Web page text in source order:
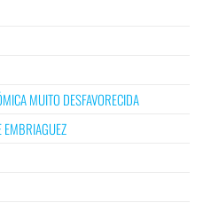
MUITO DESFAVORECIDA
EMBRIAGUEZ